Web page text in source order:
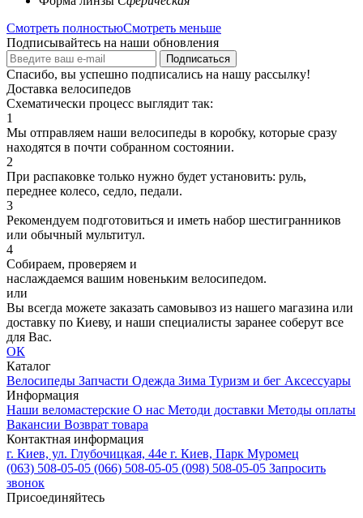
Смотреть полностьюСмотреть меньше
Подписывайтесь на наши обновления
Спасибо, вы успешно подписались на нашу рассылку!
Доставка велосипедов
Схематически процесс выглядит так:
1
Мы отправляем наши велосипеды в коробку, которые сразу
находятся в почти собранном состоянии.
2
При распаковке только нужно будет установить: руль,
переднее колесо, седло, педали.
3
Рекомендуем подготовиться и иметь набор шестигранников
или обычный мультитул.
4
Собираем, проверяем и
наслаждаемся вашим новеньким велосипедом.
или
Вы всегда можете заказать самовывоз из нашего магазина или
доставку по Киеву, и наши специалисты заранее соберут все
для Вас.
ОК
Каталог
Велосипеды Запчасти Одежда Зима Туризм и бег Аксессуары
Информация
Наши веломастерские О нас Методи доставки Методы оплаты
Вакансии Возврат товара
Контактная информация
г. Киев, ул. Глубочицкая, 44е г. Киев, Парк Муромец
(063) 508-05-05 (066) 508-05-05 (098) 508-05-05 Запросить
звонок
Присоединяйтесь